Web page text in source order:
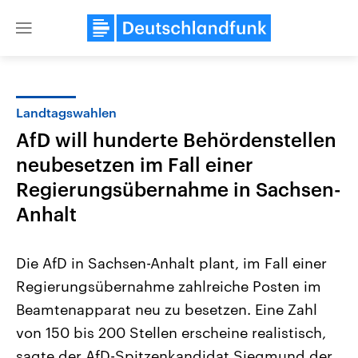
Close
Landtagswahl Sachsen-Anhalt
2026
Alle Informationen
Sachsen-Anhalt wählt am 6.
September 2026 einen neuen
Landtag. Seit 2021 wird das
Bundesland von einer Koalition aus
USA
Aktuelle Beiträge,
Hintergründe
Wirtschaftlich und
gehören die Vereinigten
den mächtigsten Ländern
mit großem Einfluss auf
Landtagswahlen
AfD will hunderte Behördenstellen
neubesetzen im Fall einer
Regierungsübernahme in Sachsen-
Anhalt
Die AfD in Sachsen-Anhalt plant, im Fall einer
Regierungsübernahme zahlreiche Posten im
Beamtenapparat neu zu besetzen. Eine Zahl
von 150 bis 200 Stellen erscheine realistisch,